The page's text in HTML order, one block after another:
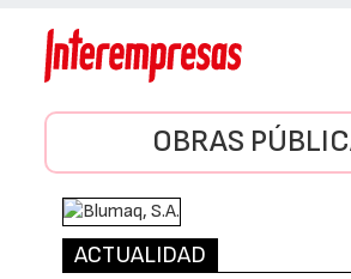
OBRAS
ACTUALIDAD